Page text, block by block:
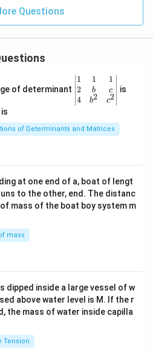
Questions
of determinant
\be
gin
{v
ma
x}1
&1
b&
c\\
4&
b^
tri
x}
1
2
4
1
b
b2
1
c
c2
is
of Determinants and Matrices
at one end of a, boat of lengt
to the other, end. The distanc
mass of the boat boy system m
mass
dipped inside a large vessel of w
above water level is M. If the r
the mass of water inside capilla
Tension